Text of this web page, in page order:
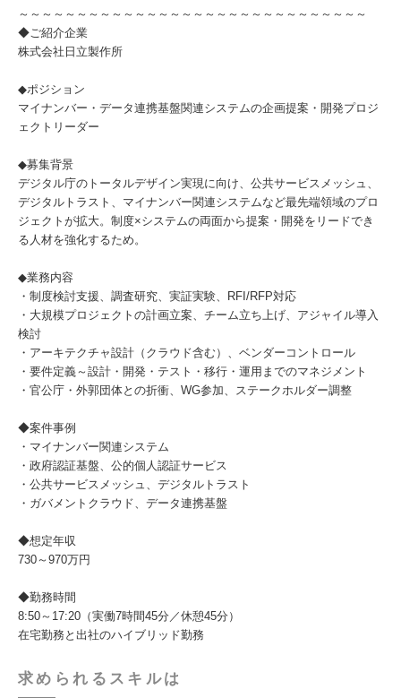
～～～～～～～～～～～～～～～～～～～～～～～～～～～～～～
◆ご紹介企業
株式会社日立製作所
◆ポジション
マイナンバー・データ連携基盤関連システムの企画提案・開発プロジ
ェクトリーダー
◆募集背景
デジタル庁のトータルデザイン実現に向け、公共サービスメッシュ、
デジタルトラスト、マイナンバー関連システムなど最先端領域のプロ
ジェクトが拡大。制度×システムの両面から提案・開発をリードでき
る人材を強化するため。
◆業務内容
・制度検討支援、調査研究、実証実験、RFI/RFP対応
・大規模プロジェクトの計画立案、チーム立ち上げ、アジャイル導入
検討
・アーキテクチャ設計（クラウド含む）、ベンダーコントロール
・要件定義～設計・開発・テスト・移行・運用までのマネジメント
・官公庁・外郭団体との折衝、WG参加、ステークホルダー調整
◆案件事例
・マイナンバー関連システム
・政府認証基盤、公的個人認証サービス
・公共サービスメッシュ、デジタルトラスト
・ガバメントクラウド、データ連携基盤
◆想定年収
730～970万円
◆勤務時間
8:50～17:20（実働7時間45分／休憩45分）
在宅勤務と出社のハイブリッド勤務
求められるスキルは